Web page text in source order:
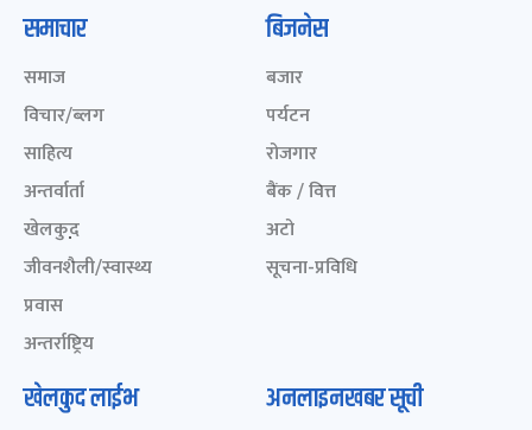
समाचार
समाज
विचार/ब्लग
साहित्य
अन्तर्वार्ता
खेलकुद़़
जीवनशैली/स्वास्थ्य
प्रवास
अन्तर्राष्ट्रिय
बिजनेस
बजार
पर्यटन
रोजगार
बैंक / वित्त
अटो
सूचना-प्रविधि
खेलकुद लाईभ अनलाइनखबर सूची